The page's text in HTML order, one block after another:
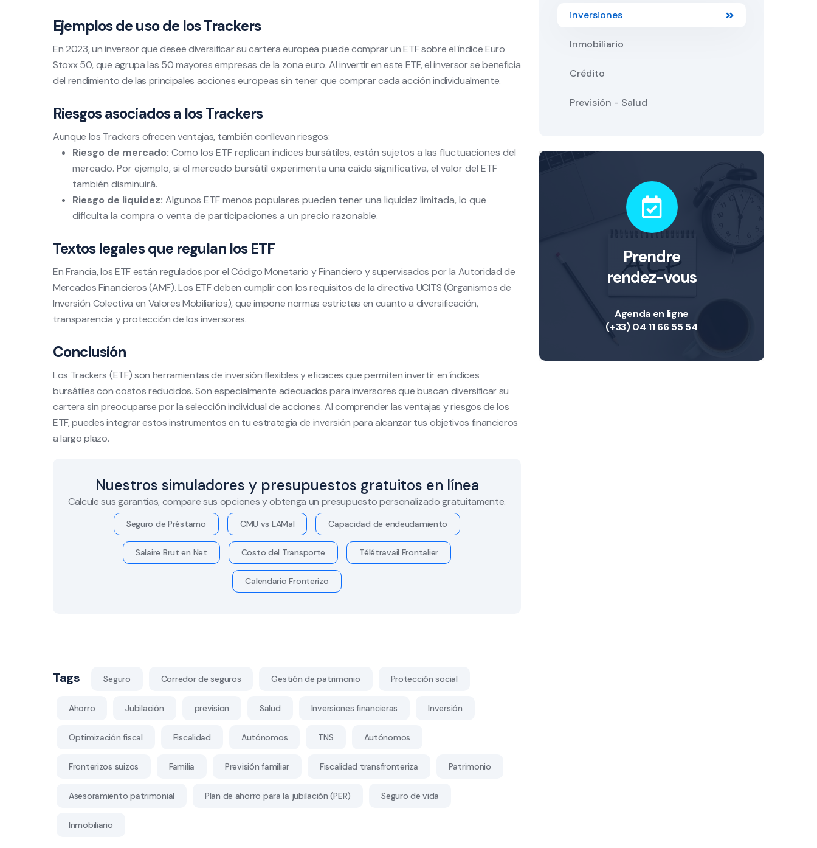
Ejemplos de uso de los Trackers
En 2023, un inversor que desee diversificar su cartera europea puede comprar un ETF sobre el índice Euro
Stoxx 50, que agrupa las 50 mayores empresas de la zona euro. Al invertir en este ETF, el inversor se beneficia
del rendimiento de las principales acciones europeas sin tener que comprar cada acción individualmente.
Riesgos asociados a los Trackers
Aunque los Trackers ofrecen ventajas, también conllevan riesgos:
Riesgo de mercado: Como los ETF replican índices bursátiles, están sujetos a las fluctuaciones del
mercado. Por ejemplo, si el mercado bursátil experimenta una caída significativa, el valor del ETF
también disminuirá.
Riesgo de liquidez: Algunos ETF menos populares pueden tener una liquidez limitada, lo que
dificulta la compra o venta de participaciones a un precio razonable.
Textos legales que regulan los ETF
En Francia, los ETF están regulados por el Código Monetario y Financiero y supervisados por la Autoridad de
Mercados Financieros (AMF). Los ETF deben cumplir con los requisitos de la directiva UCITS (Organismos de
Inversión Colectiva en Valores Mobiliarios), que impone normas estrictas en cuanto a diversificación,
transparencia y protección de los inversores.
Conclusión
Los Trackers (ETF) son herramientas de inversión flexibles y eficaces que permiten invertir en índices
bursátiles con costos reducidos. Son especialmente adecuados para inversores que buscan diversificar su
cartera sin preocuparse por la selección individual de acciones. Al comprender las ventajas y riesgos de los
ETF, puedes integrar estos instrumentos en tu estrategia de inversión para alcanzar tus objetivos financieros
a largo plazo.
Nuestros simuladores y presupuestos gratuitos en línea
Calcule sus garantías, compare sus opciones y obtenga un presupuesto personalizado gratuitamente.
Seguro de Préstamo CMU vs LAMal Capacidad de endeudamiento
Salaire Brut en Net Costo del Transporte Télétravail Frontalier
Calendario Fronterizo
Tags Seguro Corredor de seguros Gestión de patrimonio Protección social
Ahorro Jubilación prevision Salud Inversiones financieras Inversión
Optimización fiscal Fiscalidad Autónomos TNS Autónomos
Fronterizos suizos Familia Previsión familiar Fiscalidad transfronteriza Patrimonio
Asesoramiento patrimonial Plan de ahorro para la jubilación (PER) Seguro de vida
Inmobiliario
inversiones
Inmobiliario
Crédito
Previsión - Salud
Prendre
rendez-vous
Agenda en ligne
(+33) 04 11 66 55 54